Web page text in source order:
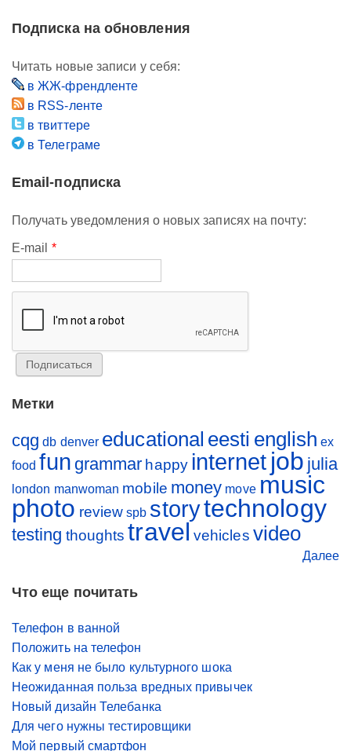
Подписка на обновления
Читать новые записи у себя:
в ЖЖ-френдленте
в RSS-ленте
в твиттере
в Телеграме
Email-подписка
Получать уведомления о новых записях на почту:
E-mail *
Метки
cqg db denver educational eesti english ex
food fun grammar happy internet job julia
london manwoman mobile money move music
photo review spb storytechnology
testing thoughts travel vehicles video
Далее
Что еще почитать
Телефон в ванной
Положить на телефон
Как у меня не было культурного шока
Неожиданная польза вредных привычек
Новый дизайн Телебанка
Для чего нужны тестировщики
Мой первый смартфон